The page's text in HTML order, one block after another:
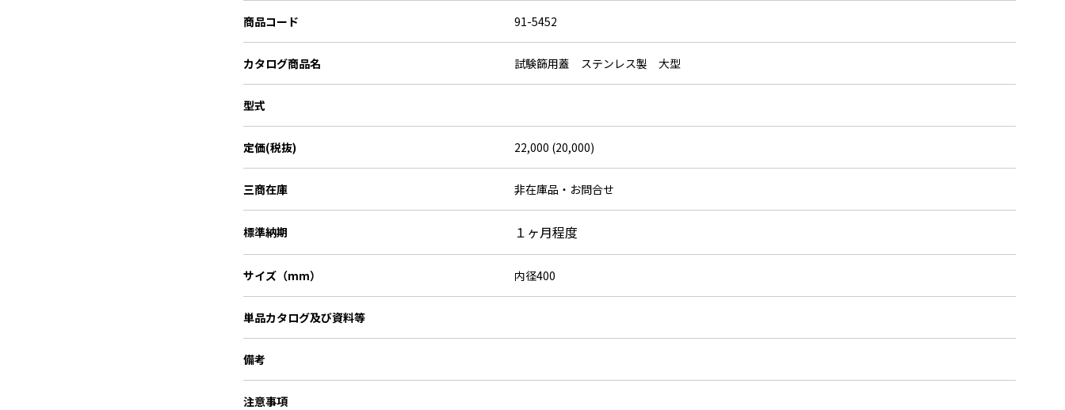
商品コード 91-5452
カタログ商品名 試験篩用蓋 ステンレス製 大型
型式
定価(税抜) 22,000 (20,000)
三商在庫 非在庫品・お問合せ
標準納期 １ヶ月程度
サイズ（mm） 内径400
単品カタログ及び資料等
備考
注意事項